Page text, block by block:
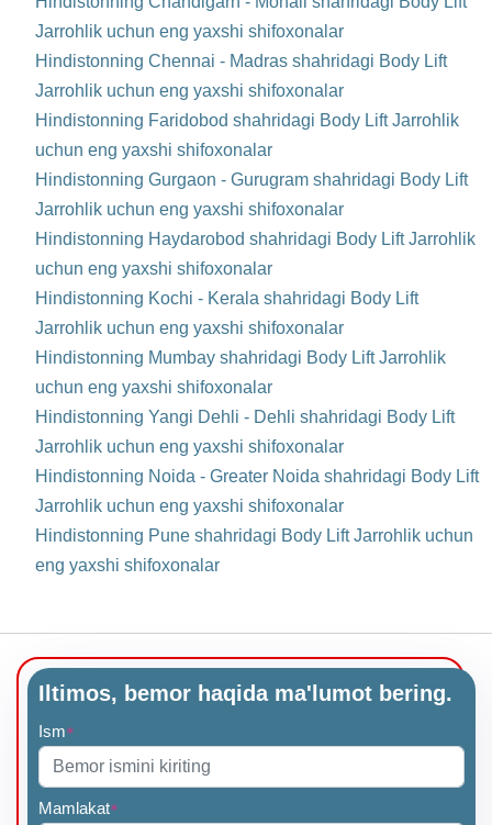
Jarrohlik uchun eng yaxshi shifoxonalar
Hindistonning Chennai - Madras shahridagi Body Lift
Jarrohlik uchun eng yaxshi shifoxonalar
Hindistonning Faridobod shahridagi Body Lift Jarrohlik
uchun eng yaxshi shifoxonalar
Hindistonning Gurgaon - Gurugram shahridagi Body Lift
Jarrohlik uchun eng yaxshi shifoxonalar
Hindistonning Haydarobod shahridagi Body Lift Jarrohlik
uchun eng yaxshi shifoxonalar
Hindistonning Kochi - Kerala shahridagi Body Lift
Jarrohlik uchun eng yaxshi shifoxonalar
Hindistonning Mumbay shahridagi Body Lift Jarrohlik
uchun eng yaxshi shifoxonalar
Hindistonning Yangi Dehli - Dehli shahridagi Body Lift
Jarrohlik uchun eng yaxshi shifoxonalar
Hindistonning Noida - Greater Noida shahridagi Body Lift
Jarrohlik uchun eng yaxshi shifoxonalar
Hindistonning Pune shahridagi Body Lift Jarrohlik uchun
eng yaxshi shifoxonalar
Iltimos, bemor haqida ma'lumot bering.
Ism*
Mamlakat*